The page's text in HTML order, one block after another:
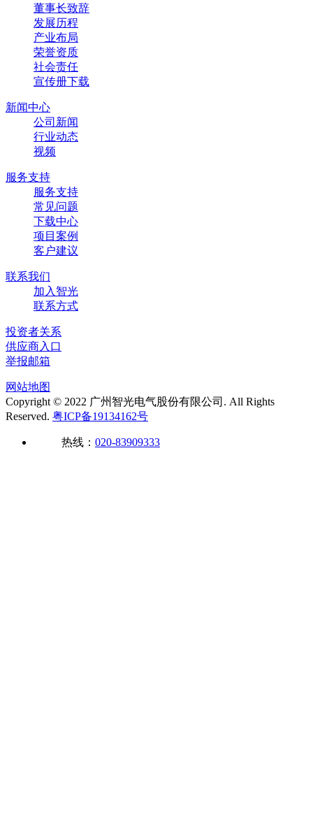
董事长致辞
发展历程
产业布局
荣誉资质
社会责任
宣传册下载
新闻中心
公司新闻
行业动态
视频
服务支持
服务支持
常见问题
下载中心
项目案例
客户建议
联系我们
加入智光
联系方式
投资者关系
供应商入口
举报邮箱
网站地图
Copyright © 2022 广州智光电气股份有限公司. All Rights
Reserved. 粤ICP备19134162号
热线： 020-83909333